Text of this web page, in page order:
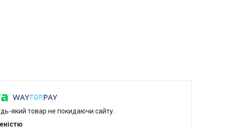
який товар не покидаючи сайту.